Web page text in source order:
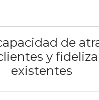
de
y
existentes